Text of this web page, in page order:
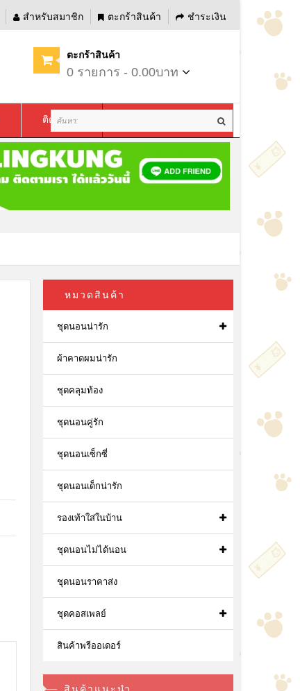
สำหรับสมาชิก ตะกร้าสินค้า ชำระเงิน
ตะกร้าสินค้า
0 รายการ - 0.00บาท
ติดต่อเรา
หมวดสินค้า
ชุดนอนน่ารัก
ผ้าคาดผมน่ารัก
ชุดคลุมท้อง
ชุดนอนคู่รัก
ชุดนอนเซ็กซี่
ชุดนอนเด็กน่ารัก
รองเท้าใส่ในบ้าน
ชุดนอนไม่ได้นอน
ชุดนอนราคาส่ง
ชุดคอสเพลย์
สินค้าพรีออเดอร์